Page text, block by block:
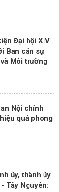
Đại hội XIV
Ban cán sự
Môi trường
Nội chính
quả phong
ủy, thành ủy
Tây Nguyên: